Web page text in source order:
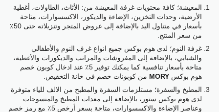
المعيشة؛ كافة محتويات غرفة المعيشة من: الأثاث، الطاولات، أغطية
الأرضية، وحدات التخزين، الإضاءة والديكور، الاكسسوارات، متاحة
بأسعار في متناول اليد بالإضافة إلى عروض المتجر وتنزيلاته حتى 50٪
من سعر المنتج.
غرفة النوم؛ لدى هوم بوكس جميع انواع غرف النوم والأطفالي
والشبابي، بالإضافة إلى المفروشات والمراتب والديكورات والأغطية،
متاحة بأسعار تنافسية كما يمكنك توفير 5٪ عند ادخال كوبون خصم
هوم بوكس MORY من كوبونات خصم في خانة التخفيض.
المطبخ والسفرة؛ مستلزمات السفرة والمطبخ من الالف للياء متوفرة
لدى هوم بوكس ستور، بالإضافة إلى معدات المطبخ والمنسوجات
وعناصر الإضاءة والاكسسوارات، متاحة بسعر أرخص 5٪ مع رمز خصم